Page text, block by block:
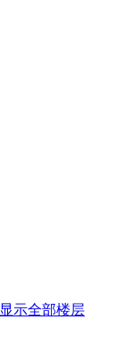
显示全部楼层